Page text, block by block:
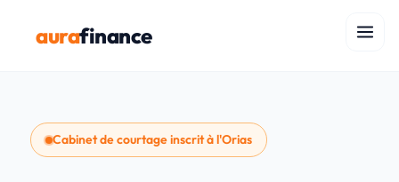
aurafinance
Cabinet de courtage inscrit à l'Orias